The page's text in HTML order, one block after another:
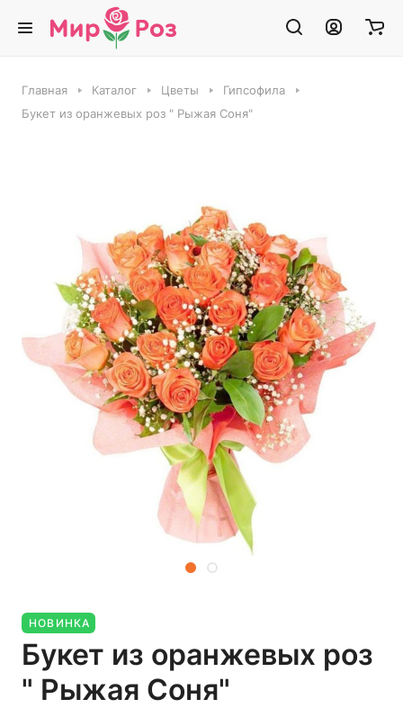
Главная Каталог Цветы
Гипсофила
Букет из оранжевых роз " Рыжая Соня"
НОВИНКА
Букет из оранжевых роз
" Рыжая Соня"